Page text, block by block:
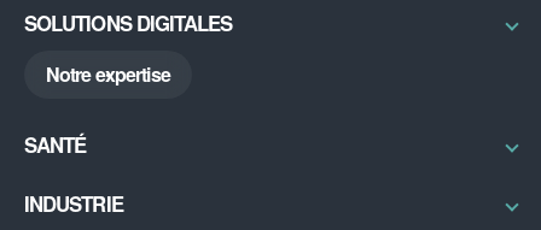
Radon
Excellence Opérationnelle
SOLUTIONS DIGITALES
ABGX
DiAG
Notre expertise
SANTÉ
Découvrir
INDUSTRIE